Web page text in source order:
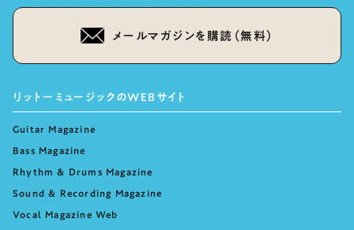
メールマガジンを購読（無料）
リットーミュージックのWEBサイト
Guitar Magazine
Bass Magazine
Rhythm & Drums Magazine
Sound & Recording Magazine
Vocal Magazine Web